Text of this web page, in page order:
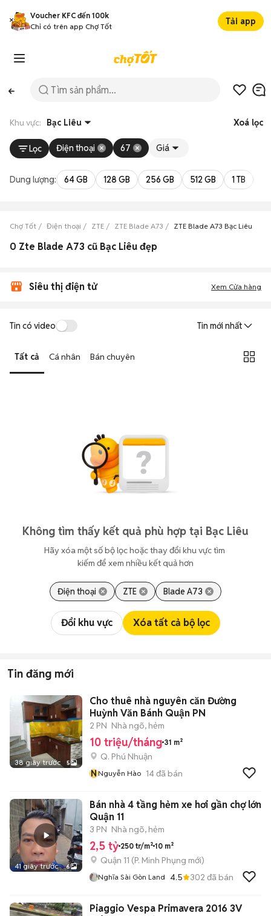
Voucher KFC đến 100k
Chỉ có trên app Chợ Tốt
Tải app
Khu vực: Bạc Liêu Xoá lọc
Lọc Điện thoại 67 Giá
Dung lượng: 64 GB 128 GB 256 GB 512 GB 1 TB
Chợ Tốt Điện thoại ZTE ZTE Blade A73 ZTE Blade A73 Bạc Liêu
0 Zte Blade A73 cũ Bạc Liêu đẹp
Siêu thị điện tử Xem Cửa hàng
Tin có video Tin mới nhất
Tất cả Cá nhân Bán chuyên
Không tìm thấy kết quả phù hợp tại Bạc Liêu
Hãy xóa một số bộ lọc hoặc thay đổi khu vực tìm
kiếm để xem nhiều kết quả hơn
Điện thoại ZTE Blade A73
Đổi khu vực Xóa tất cả bộ lọc
Tin đăng mới
38 giây trước 5
Cho thuê nhà nguyên căn Đường
Huỳnh Văn Bánh Quận PN
2 PN Nhà ngõ, hẻm
10 triệu/tháng 31 m²
Q. Phú Nhuận
NNguyễn Hào 14đã bán
41 giây trước 6
Bán nhà 4 tầng hẻm xe hơi gần chợ lớn
Quận 11
3 PN Nhà ngõ, hẻm
2,5 tỷ 250 tr/m² 10 m²
Quận 11 (P. Minh Phụng mới)
Nghĩa Sài Gòn Land 4.5 302 đã bán
Piaggio Vespa Primavera 2016 3V